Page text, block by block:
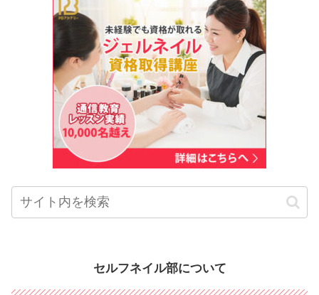
セルフネイル部について